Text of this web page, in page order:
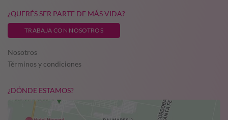
¿QUERÉS SER PARTE DE MÁS VIDA?
TRABAJA CON NOSOTROS
Nosotros
Términos y condiciones
¿DÓNDE ESTAMOS?